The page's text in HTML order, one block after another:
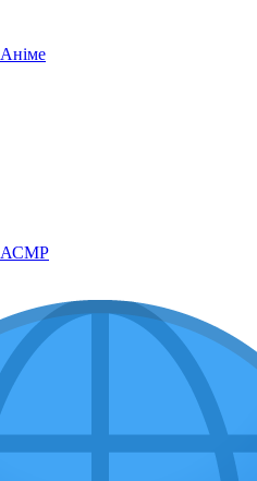
Аніме
АСМР